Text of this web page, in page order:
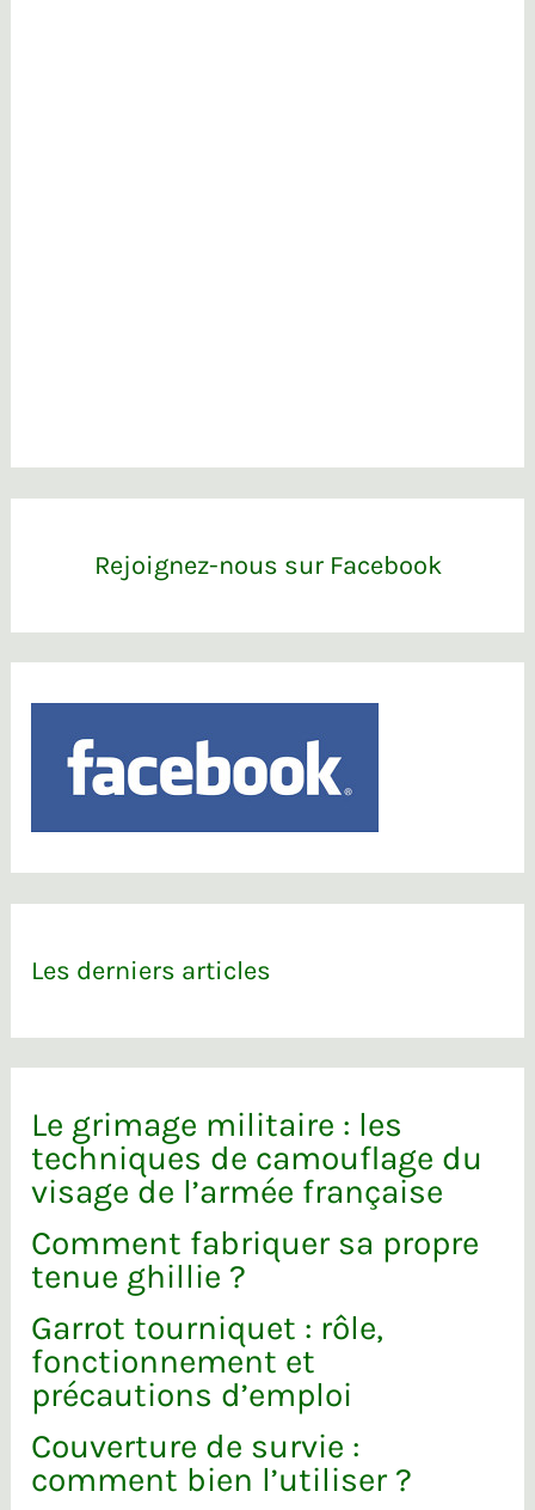
Rejoignez-nous sur Facebook
Les derniers articles
Le grimage militaire : les
techniques de camouflage du
visage de l’armée française
Comment fabriquer sa propre
tenue ghillie ?
Garrot tourniquet : rôle,
fonctionnement et
précautions d’emploi
Couverture de survie :
comment bien l’utiliser ?